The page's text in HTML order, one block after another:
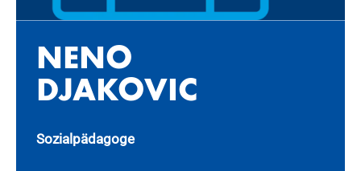
NENO
DJA­KO­VIC
Sozialpädagoge